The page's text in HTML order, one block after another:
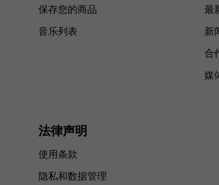
保存您的商品
音乐列表
最
新
合
媒
法律声明
使用条款
隐私和数据管理